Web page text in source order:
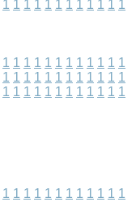
1 1 1 1 1 1 1 1 1 1 1 1
1 1 1 1 1 1 1 1 1 1 1 1
1 1 1 1 1 1 1 1 1 1 1 1
1 1 1 1 1 1 1 1 1 1 1 1
1 1 1 1 1 1 1 1 1 1 1 1